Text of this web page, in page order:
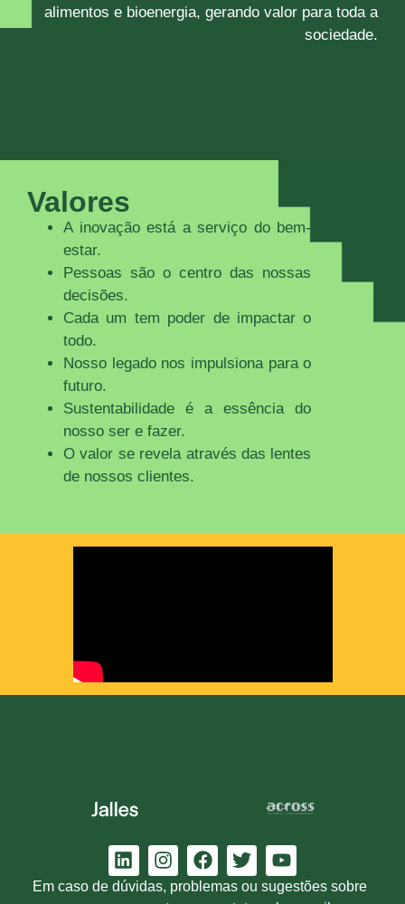
alimentos e bioenergia, gerando valor para toda a
sociedade.
Valores
A inovação está a serviço do bem-
estar.
Pessoas são o centro das nossas
decisões.
Cada um tem poder de impactar o
todo.
Nosso legado nos impulsiona para o
futuro.
Sustentabilidade é a essência do
nosso ser e fazer.
O valor se revela através das lentes
de nossos clientes.
Em caso de dúvidas, problemas ou sugestões sobre